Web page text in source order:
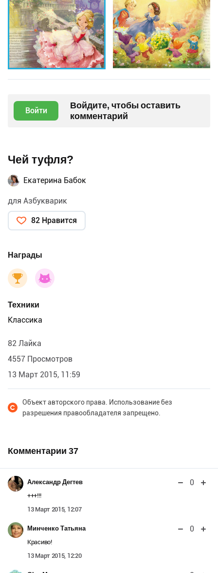
Войти
Войдите, чтобы оставить
комментарий
Чей туфля?
Екатерина Бабок
для Азбукварик
82 Нравится
Награды
Техники
Классика
82 Лайка
4557 Просмотров
13 Март 2015, 11:59
Объект авторского права. Использование без
разрешения правообладателя запрещено.
Комментарии 37
Александр Дегтев 0
+++!!!
13 Март 2015, 12:07
Минченко Татьяна 0
Красиво!
13 Март 2015, 12:20